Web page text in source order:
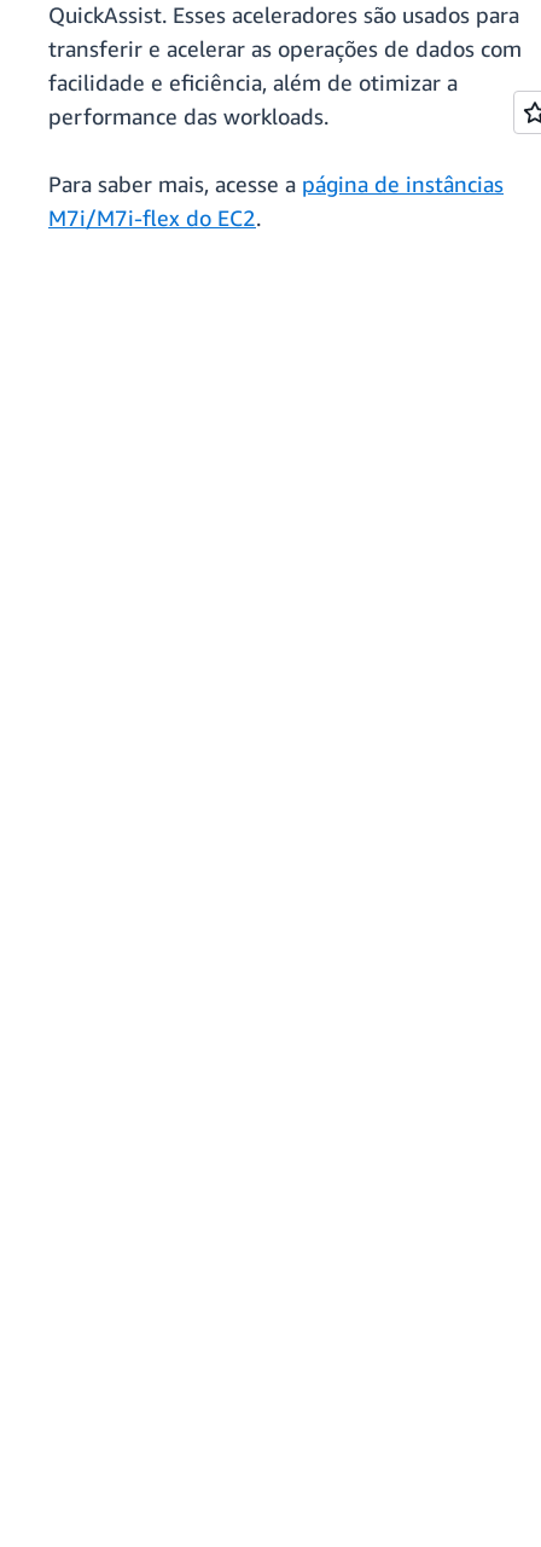
QuickAssist. Esses aceleradores são usados para
transferir e acelerar as operações de dados com
facilidade e eficiência, além de otimizar a
performance das workloads.
Para saber mais, acesse a página de instâncias
M7i/M7i-flex do EC2.